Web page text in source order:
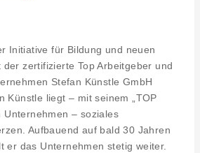
Initiative für Bildung und neuen
zertifizierte Top Arbeitgeber und
Stefan Künstle GmbH
Künstle liegt – mit seinem „TOP
Unternehmen – soziales
Aufbauend auf bald 30 Jahren
er das Unternehmen stetig weiter.